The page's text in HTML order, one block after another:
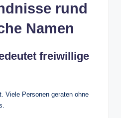
rund
Namen
freiwillige
Viele Personen geraten ohne